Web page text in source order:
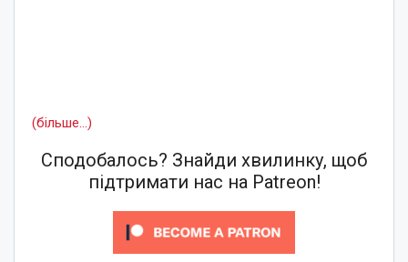
(більше…)
Сподобалось? Знайди хвилинку, щоб
підтримати нас на Patreon!